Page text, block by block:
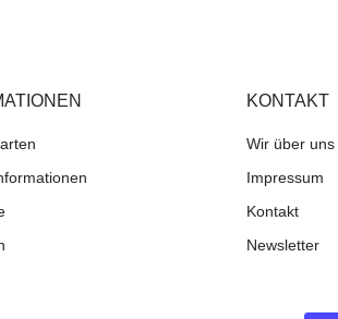
KONTAKT
Wir über uns
Impressum
Kontakt
Newsletter